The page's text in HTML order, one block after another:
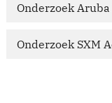
Onderzoek
Onderzoek SXM